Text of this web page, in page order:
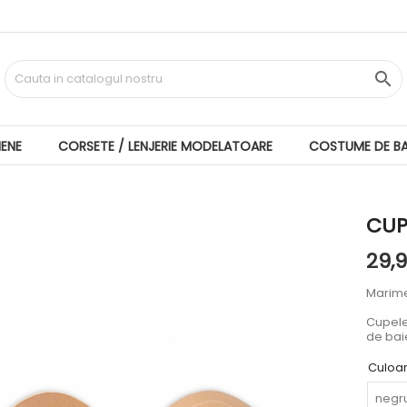

CORSETE / LENJERIE MODELATOARE COSTUME DE
de